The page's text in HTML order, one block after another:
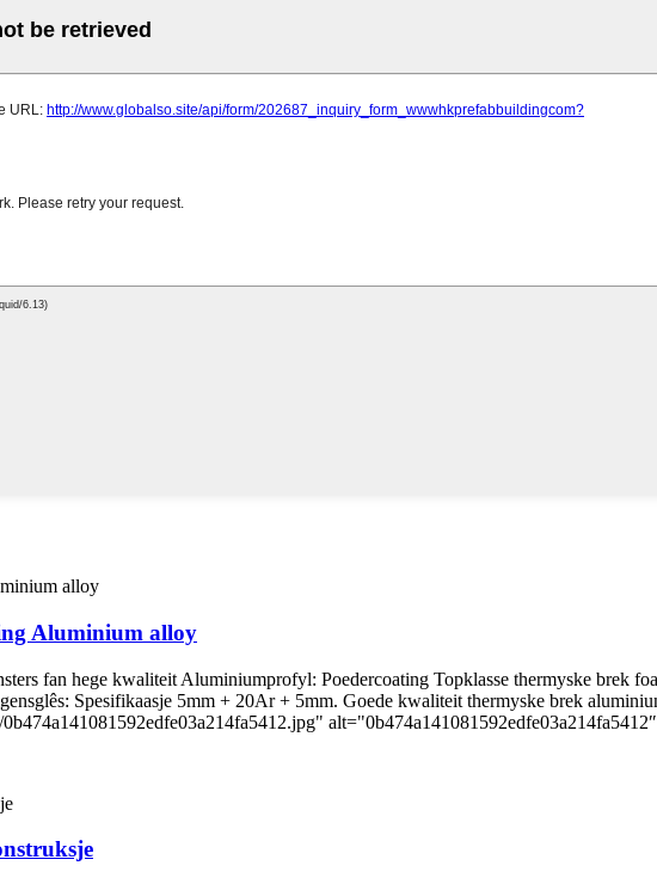
Aluminium alloy
fan hege kwaliteit Aluminiumprofyl: Poedercoating Topklasse thermyske brek
Spesifikaasje 5mm + 20Ar + 5mm. Goede kwaliteit thermyske brek